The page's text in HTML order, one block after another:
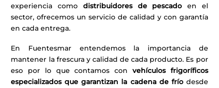
experiencia como distribuidores de pescado en el
sector, ofrecemos un servicio de calidad y con garantía
en cada entrega.
En Fuentesmar entendemos la importancia de
mantener la frescura y calidad de cada producto. Es por
eso por lo que contamos con vehículos frigoríficos
especializadosque garantizan la cadena de fríodesde